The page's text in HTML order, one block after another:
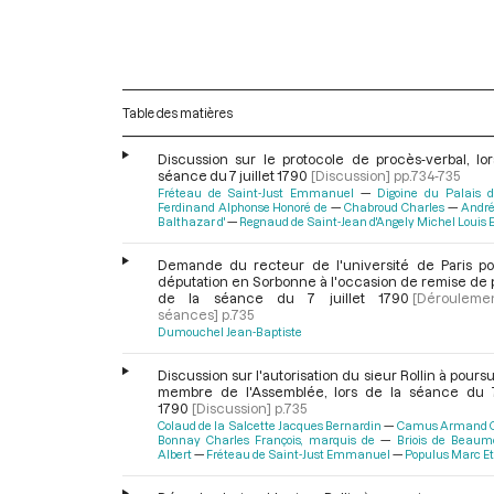
Table des matières
Discussion sur le protocole de procès-verbal,
séance du 7 juillet 1790 [Discussion] pp.734-735
Fréteau de Saint-Just Emmanuel
Digoine du Palais
Ferdinand Alphonse Honoré de
Chabroud Charles
Balthazar d'
Regnaud de Saint-Jean d'Angely Michel Louis
Demande du recteur de l'université de Paris
députation en Sorbonne à l'occasion de remise de
de la séance du 7 juillet 1790
séances] p.735
Dumouchel Jean-Baptiste
Discussion sur l'autorisation du sieur Rollin à
membre de l'Assemblée, lors de la séance du
1790 [Discussion] p.735
Colaud de la Salcette Jacques Bernardin
Camus Armand
Bonnay Charles François, marquis de
Briois de
Albert
Fréteau de Saint-Just Emmanuel Populus Marc